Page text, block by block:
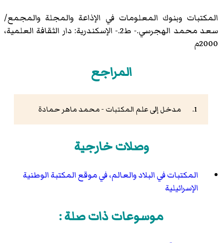
المكتبات وبنوك المعلومات في الإذاعة والمجلة والمجمع/
سعد محمد الهجرسي.- ط2.- الإسكندرية: دار الثقافة العلمية،
2000م
المراجع
مدخل إلى علم المكتبات - محمد ماهر حمادة
وصلات خارجية
المكتبات في البلاد والعالم، في موقع المكتبة الوطنية
الإسرائيلية
موسوعات ذات صلة :